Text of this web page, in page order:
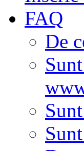
FAQ
De